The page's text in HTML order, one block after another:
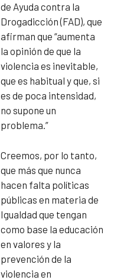
de Ayuda contra la
Drogadicción (FAD), que
afirman que “aumenta
la opinión de que la
violencia es inevitable,
que es habitual y que, si
es de poca intensidad,
no supone un
problema.”
Creemos, por lo tanto,
que más que nunca
hacen falta políticas
públicas en materia de
Igualdad que tengan
como base la educación
en valores y la
prevención de la
violencia en